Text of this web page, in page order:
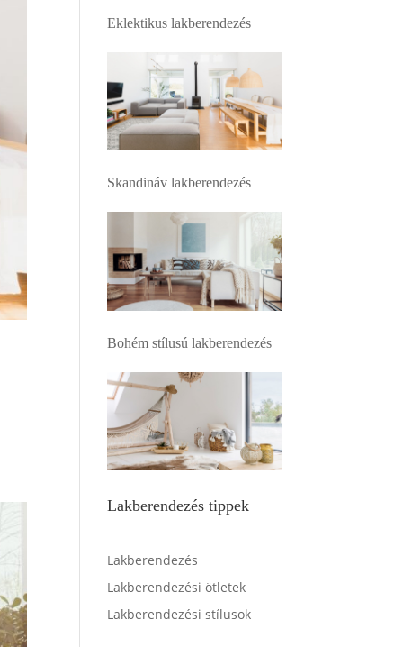
Eklektikus lakberendezés
Skandináv lakberendezés
Bohém stílusú lakberendezés
Lakberendezés tippek
Lakberendezés
Lakberendezési ötletek
Lakberendezési stílusok